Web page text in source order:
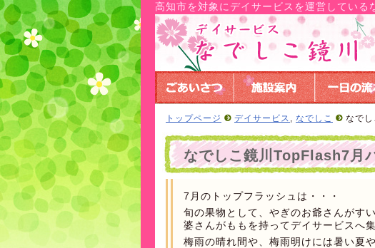
高知市を対象にデイサービスを運営している
トップページ デイサービス , なでしこ なで
なでしこ鏡川TopFlash7月
7月のトップフラッシュは・・・
旬の果物として、やぎのお爺さんがす
婆さんがももを持ってデイサービスへ
梅雨の晴れ間や、梅雨明けには暑い夏